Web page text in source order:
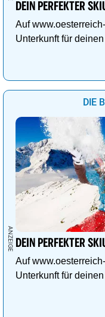
DEIN PERFEKTER
Auf
Unterkunft für
DIE
DEIN PERFEKTER
Auf
Unterkunft für